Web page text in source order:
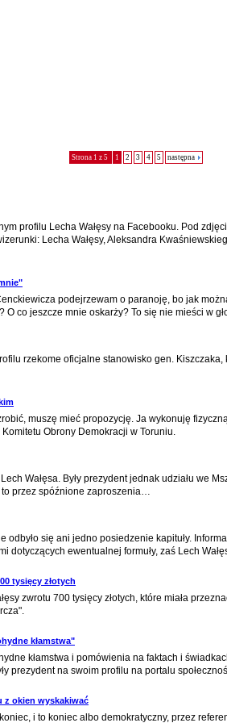
Strona 1 z 5 1 2 3 4 5 następna
profilu Lecha Wałęsy na Facebooku. Pod
Lecha Wałęsy, Aleksandra
podejrzewam o paranoję, bo jak
co jeszcze mnie oskarży? To się nie mieści w
rzekome oficjalne stanowisko gen.
muszę mieć propozycję. Ja wykonuję
Obrony Demokracji w Toruniu.
Wałęsa. Były prezydent jednak udziału we
to przez spóźnione zaproszenia…
się ani jedno posiedzenie kapituły.
dotyczących ewentualnej formuły, zaś Lech
tysięcy złotych
zwrotu 700 tysięcy złotych, które miała
kłamstwa"
kłamstwa i pomówienia na faktach i
prezydent na swoim profilu na portalu
z okien wyskakiwać
i to koniec albo demokratyczny, przez